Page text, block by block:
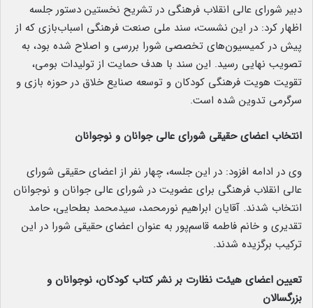
دبیر شورای عالی انقلاب فرهنگی در تشریح نخستین دستور جلسه
اظهار کرد: در این نشست، سند ملی صنعت فرهنگی اسباب‌بازی که از
پیش در کمیسیون‌های تخصصی شورا بررسی و اصلاح شده بود، به
تصویب نهایی رسید. این سند با هدف حمایت از تولیدات بومی،
تقویت هویت فرهنگی کودکان و توسعه صنایع خلاق در حوزه بازی و
سرگرمی تدوین شده است.
انتخاب اعضای حقیقی شورای عالی جوانان و نوجوانان
وی در ادامه افزود: در این جلسه، چهار نفر از اعضای حقیقی شورای
عالی انقلاب فرهنگی برای عضویت در شورای عالی جوانان و نوجوانان
انتخاب شدند. آقایان ابراهیم نورمحمد، سیدمحمد بطحایی، حامد
تقدیری و خانم فاطمه قاسم‌پور به عنوان اعضای حقیقی شورا در این
ترکیب برگزیده شدند.
تعیین اعضای هیئت نظارت بر نشر کتاب کودکان، نوجوانان و
بزرگسالان